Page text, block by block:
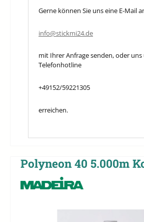
Gerne können Sie uns eine E-Mail
info@stickmi24.de
mit Ihrer Anfrage senden, oder
Telefonhotline
+49152/59221305
erreichen.
Polyneon 40 5.000m